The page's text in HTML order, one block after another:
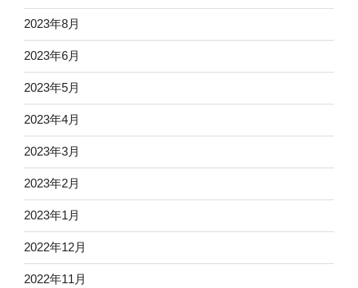
2023年8月
2023年6月
2023年5月
2023年4月
2023年3月
2023年2月
2023年1月
2022年12月
2022年11月